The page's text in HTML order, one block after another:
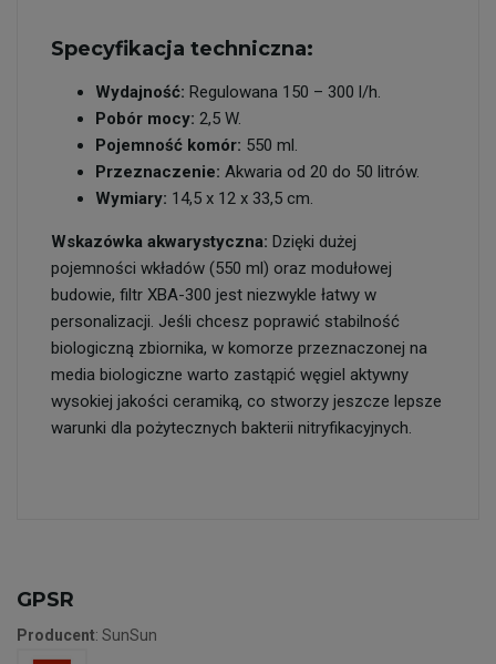
Specyfikacja techniczna:
Wydajność: Regulowana 150 – 300 l/h.
Pobór mocy: 2,5 W.
Pojemność komór: 550 ml.
Przeznaczenie: Akwaria od 20 do 50 litrów.
Wymiary: 14,5 x 12 x 33,5 cm.
Wskazówka akwarystyczna: Dzięki dużej
pojemności wkładów (550 ml) oraz modułowej
budowie, filtr XBA-300 jest niezwykle łatwy w
personalizacji. Jeśli chcesz poprawić stabilność
biologiczną zbiornika, w komorze przeznaczonej na
media biologiczne warto zastąpić węgiel aktywny
wysokiej jakości ceramiką, co stworzy jeszcze lepsze
warunki dla pożytecznych bakterii nitryfikacyjnych.
GPSR
Producent: SunSun